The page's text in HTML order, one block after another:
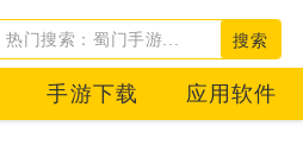
搜索
手游下载 应用软件